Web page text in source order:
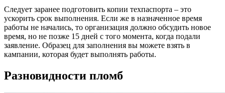
Следует заранее подготовить копии техпаспорта – это
ускорить срок выполнения. Если же в назначенное время
работы не начались, то организация должно обсудить новое
время, но не позже 15 дней с того момента, когда подали
заявление. Образец для заполнения вы можете взять в
кампании, которая будет выполнять работы.
Разновидности пломб